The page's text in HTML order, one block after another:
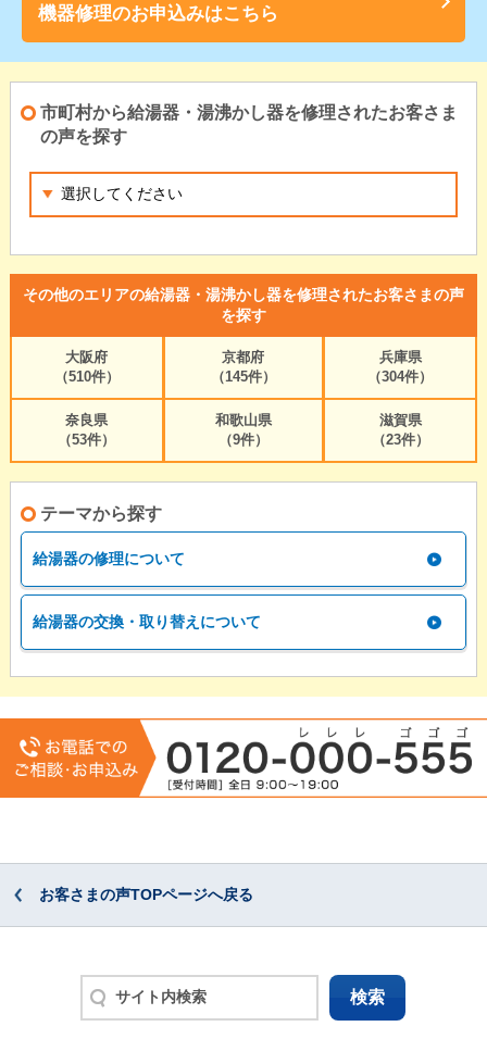
機器修理のお申込みはこちら
市町村から給湯器・湯沸かし器を修理されたお客さま
の声を探す
その他のエリアの給湯器・湯沸かし器を修理されたお客さまの声
を探す
大阪府
（510件）
京都府
（145件）
兵庫県
（304件）
奈良県
（53件）
和歌山県
（9件）
滋賀県
（23件）
テーマから探す
給湯器の修理について
給湯器の交換・取り替えについて
お客さまの声TOPページへ戻る